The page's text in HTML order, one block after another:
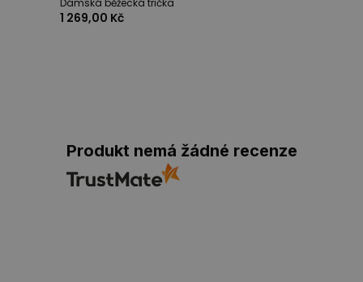
1 269,00 Kč
Produkt nemá žádné recenze